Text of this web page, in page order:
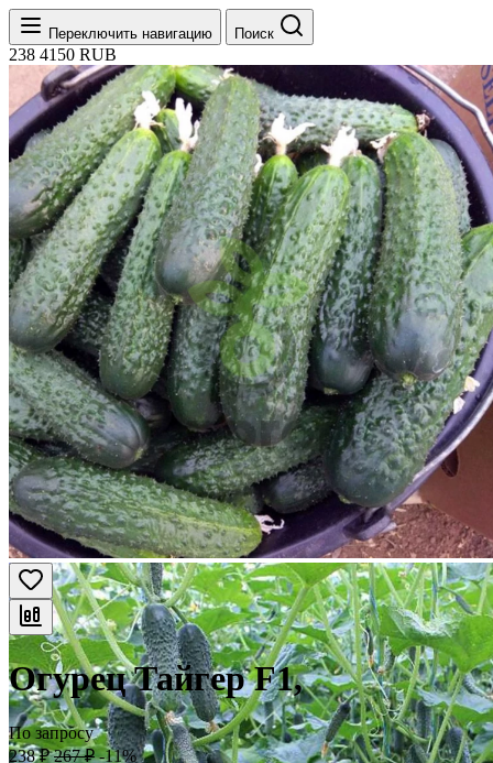
Переключить навигацию Поиск
238 4150 RUB
Огурец Тайгер F1,
По запросу
238 ₽ 267 ₽ -11%